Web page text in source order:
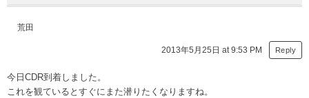
荒田
2013年5月25日 at 9:53 PM Reply
今日CDR到着しました。
これを観ているとすぐにまた潜りたくなりますね。